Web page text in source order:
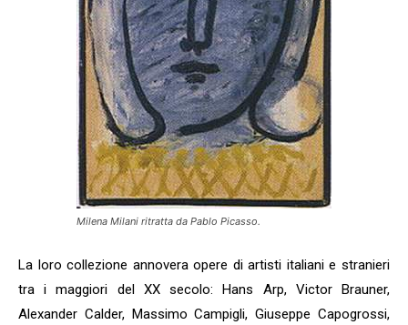
Milena Milani ritratta da Pablo Picasso.
La loro collezione annovera opere di artisti italiani e stranieri
tra i maggiori del XX secolo: Hans Arp, Victor Brauner,
Alexander Calder, Massimo Campigli, Giuseppe Capogrossi,